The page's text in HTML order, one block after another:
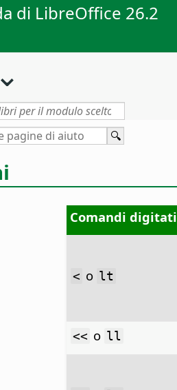
di LibreOffice 26.2
Comandi digitati
< o lt
<< o ll